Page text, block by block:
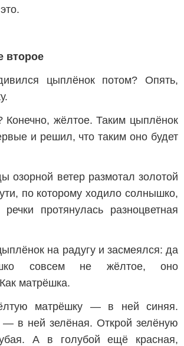
второе
цыплёнок потом? Опять,
Конечно, жёлтое. Таким цыплёнок
и решил, что таким оно будет
озорной ветер размотал золотой
по которому ходило солнышко,
протянулась разноцветная
на радугу и засмеялся: да
совсем не жёлтое, оно
матрёшка.
матрёшку — в ней синяя.
в ней зелёная. Открой зелёную
А в голубой ещё красная,